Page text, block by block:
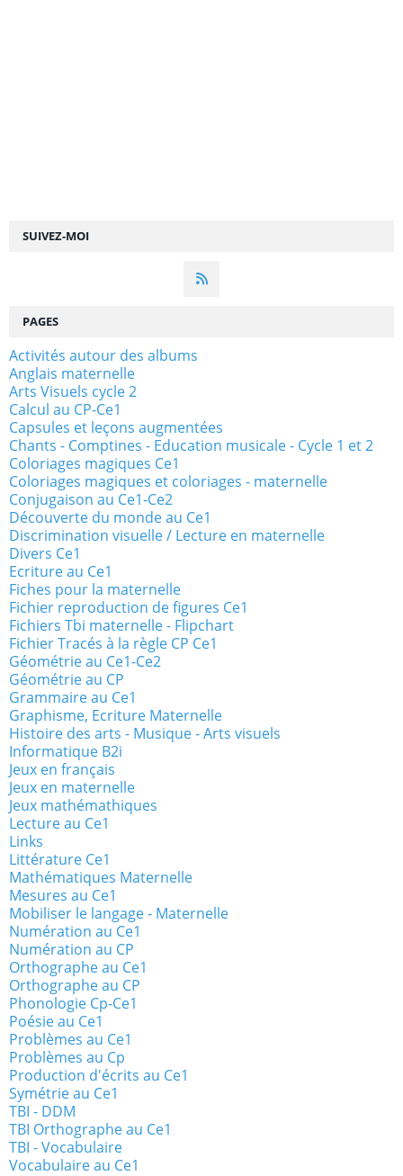
SUIVEZ-MOI
PAGES
Activités autour des albums
Anglais maternelle
Arts Visuels cycle 2
Calcul au CP-Ce1
Capsules et leçons augmentées
Chants - Comptines - Education musicale - Cycle 1 et 2
Coloriages magiques Ce1
Coloriages magiques et coloriages - maternelle
Conjugaison au Ce1-Ce2
Découverte du monde au Ce1
Discrimination visuelle / Lecture en maternelle
Divers Ce1
Ecriture au Ce1
Fiches pour la maternelle
Fichier reproduction de figures Ce1
Fichiers Tbi maternelle - Flipchart
Fichier Tracés à la règle CP Ce1
Géométrie au Ce1-Ce2
Géométrie au CP
Grammaire au Ce1
Graphisme, Ecriture Maternelle
Histoire des arts - Musique - Arts visuels
Informatique B2i
Jeux en français
Jeux en maternelle
Jeux mathémathiques
Lecture au Ce1
Links
Littérature Ce1
Mathématiques Maternelle
Mesures au Ce1
Mobiliser le langage - Maternelle
Numération au Ce1
Numération au CP
Orthographe au Ce1
Orthographe au CP
Phonologie Cp-Ce1
Poésie au Ce1
Problèmes au Ce1
Problèmes au Cp
Production d'écrits au Ce1
Symétrie au Ce1
TBI - DDM
TBI Orthographe au Ce1
TBI - Vocabulaire
Vocabulaire au Ce1